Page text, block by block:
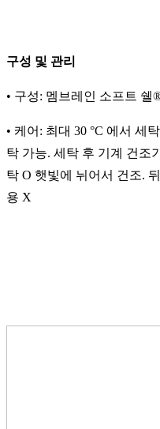
구성 및 관리
• 구성: 멤브레인 소프트 쉘
• 케어: 최대 30 °C 에서 세
탁 가능. 세탁 후 기계 건조
탁 O 햇빛에 뉘어서 건조.
용 X